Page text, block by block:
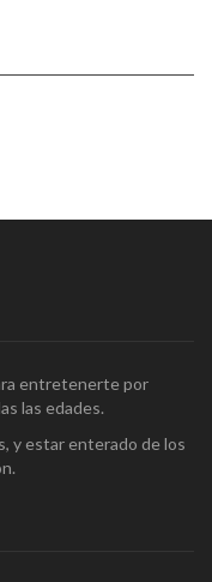
entretenerte por
las edades.
y estar enterado de los